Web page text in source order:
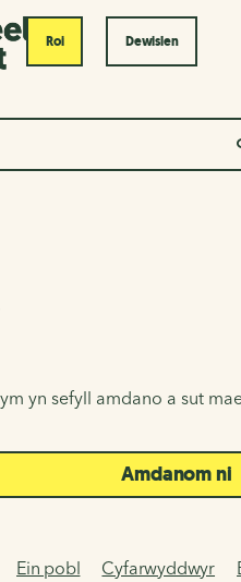
Roi Dewislen
yn sefyll amdano a sut
Amdanom ni
Ein pobl Cyfarwyddwyr